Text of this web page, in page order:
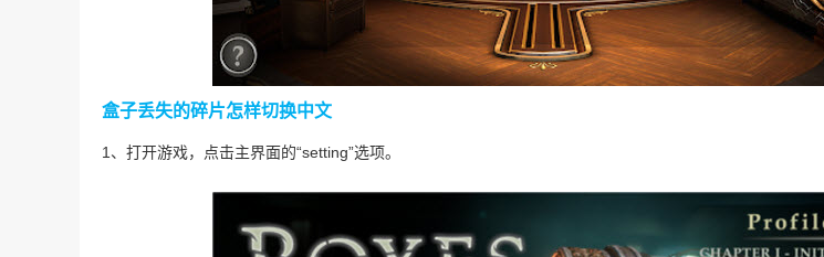
盒子丢失的碎片怎样切换中文
1、打开游戏，点击主界面的“setting”选项。